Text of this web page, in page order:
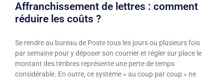
Affranchissement de lettres : comment
réduire les coûts ?
Se rendre au bureau de Poste tous les jours ou plusieurs fois
par semaine pour y déposer son courrier et régler sur place le
montant des timbres représente une perte de temps
considérable. En outre, ce système « au coup par coup » ne